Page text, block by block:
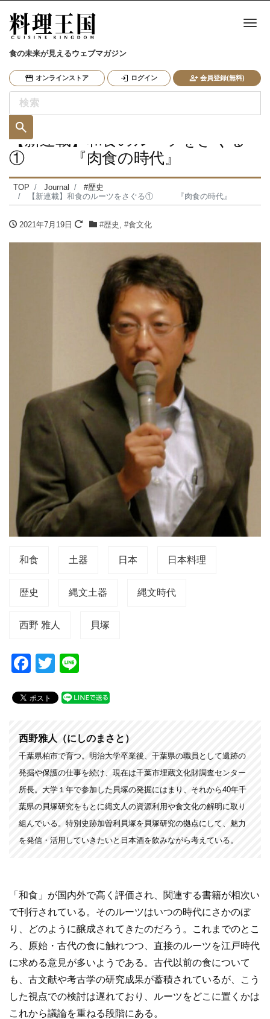
食の未来が見えるウェブマガジン
オンラインストア ログイン 会員登録(無料)
ナ
【新連載】和食のルーツをさぐる
① 『肉食の時代』
TOP Journal
#歴史
【新連載】和食のルーツをさぐる① 『肉食の時代』
2021年7月19日 #歴史 , #食文化
和食 土器 日本 日本料理
歴史 縄文土器 縄文時代
西野 雅人 貝塚
F
c
b
o
o
k
T
tt
e
西野雅人（にしのまさと）
千葉県柏市で育つ。明治大学卒業後、千葉県の職員として遺跡の
発掘や保護の仕事を続け、現在は千葉市埋蔵文化財調査センター
所長。大学１年で参加した貝塚の発掘にはまり、それから40年千
葉県の貝塚研究をもとに縄文人の資源利用や食文化の解明に取り
組んでいる。特別史跡加曽利貝塚を貝塚研究の拠点にして、魅力
を発信・活用していきたいと日本酒を飲みながら考えている。
「和食」が国内外で高く評価され、関連する書籍が相次い
で刊行されている。そのルーツはいつの時代にさかのぼ
り、どのように醸成されてきたのだろう。これまでのとこ
ろ、原始・古代の食に触れつつ、直接のルーツを江戸時代
に求める意見が多いようである。古代以前の食について
も、古文献や考古学の研究成果が蓄積されているが、こう
した視点での検討は遅れており、ルーツをどこに置くかは
これから議論を重ねる段階にある。